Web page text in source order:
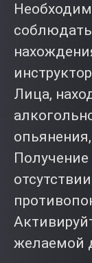
Лица,
желаемой